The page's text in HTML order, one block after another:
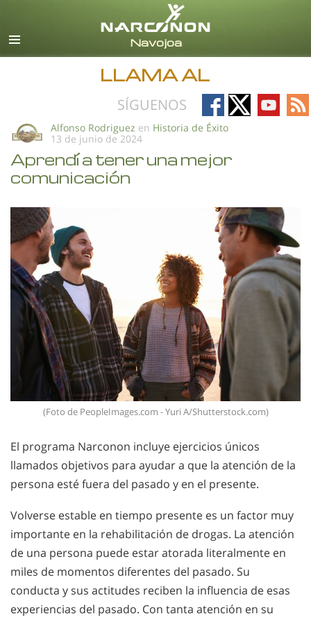
Español
Todas las Regiones/Idiomas
LLAMA AL
SÍGUENOS
Follow
on
Follow
on
Follow
on
on
Alfonso Rodriguez en Historia de Éxito
13 de junio de 2024
Aprendí a tener una mejor
comunicación
(Foto de PeopleImages.com - Yuri A/Shutterstock.com)
El programa Narconon incluye ejercicios únicos
llamados objetivos para ayudar a que la atención de la
persona esté fuera del pasado y en el presente.
Volverse estable en tiempo presente es un factor muy
importante en la rehabilitación de drogas. La atención
de una persona puede estar atorada literalmente en
miles de momentos diferentes del pasado. Su
conducta y sus actitudes reciben la influencia de esas
experiencias del pasado. Con tanta atención en su